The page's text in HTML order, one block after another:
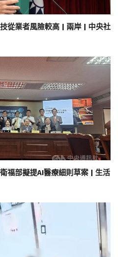
從業者風險較高 | 兩岸 | 中央社
福部擬提AI醫療細則草案 | 生活